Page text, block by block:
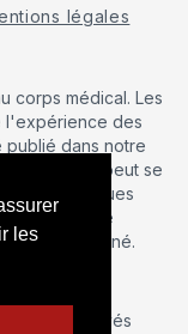
les
légales
corps médical. Les
l'expérience des
publié dans notre
ne peut se
Les techniques
quelconque
ou d'un soigné.
droits réservés